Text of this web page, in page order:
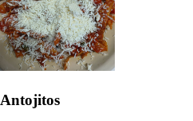
Antojitos